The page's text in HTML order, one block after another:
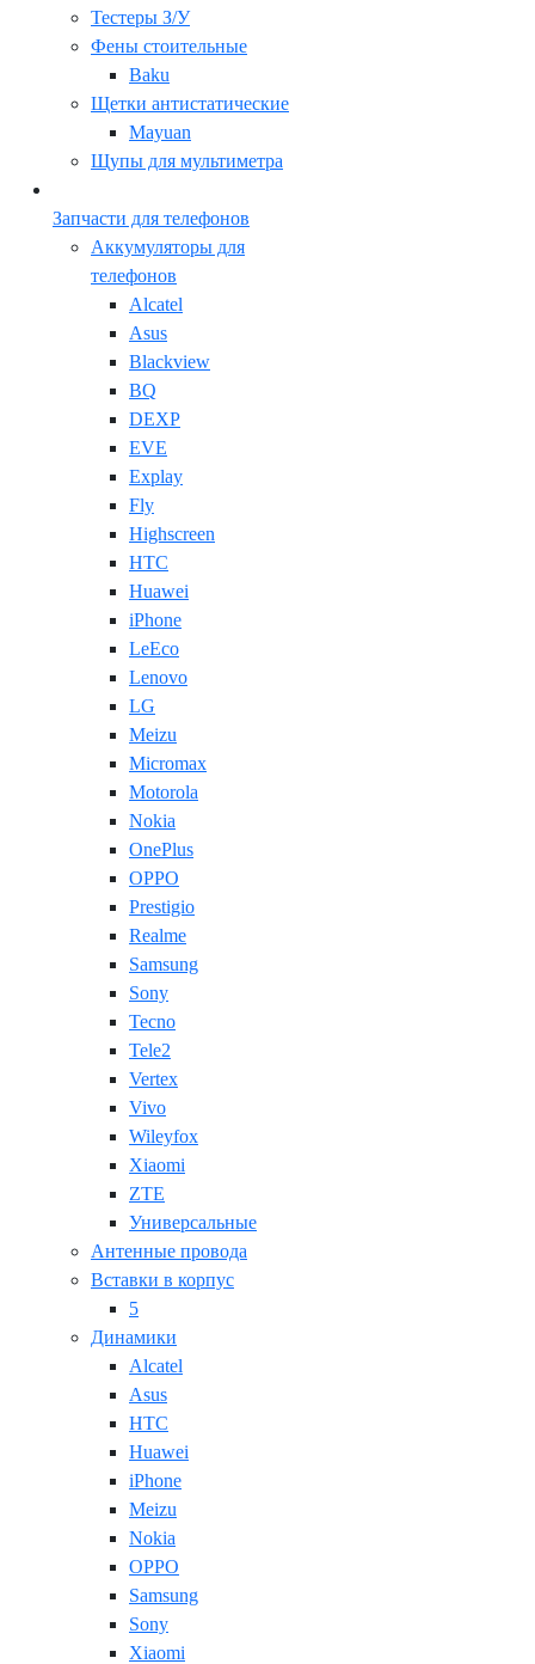
Тестеры З/У
Фены стоительные
Baku
Щетки антистатические
Mayuan
Щупы для мультиметра
Запчасти для телефонов
Аккумуляторы для
телефонов
Alcatel
Asus
Blackview
BQ
DEXP
EVE
Explay
Fly
Highscreen
HTC
Huawei
iPhone
LeEco
Lenovo
LG
Meizu
Micromax
Motorola
Nokia
OnePlus
OPPO
Prestigio
Realme
Samsung
Sony
Tecno
Tele2
Vertex
Vivo
Wileyfox
Xiaomi
ZTE
Универсальные
Антенные провода
Вставки в корпус
5
Динамики
Alcatel
Asus
HTC
Huawei
iPhone
Meizu
Nokia
OPPO
Samsung
Sony
Xiaomi